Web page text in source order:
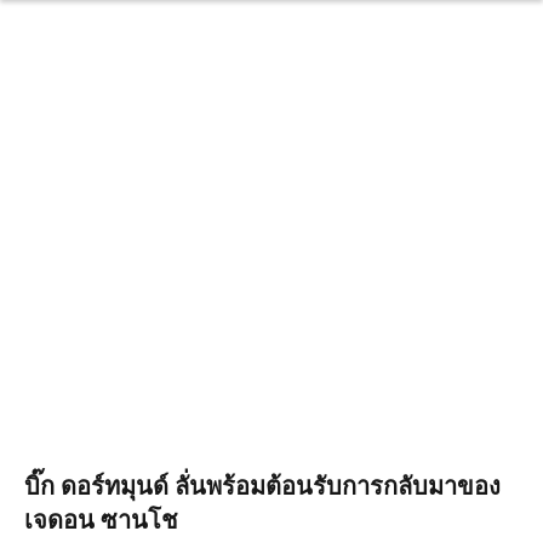
บิ๊ก ดอร์ทมุนด์ ลั่นพร้อมต้อนรับการกลับมาของ
เจดอน ซานโช